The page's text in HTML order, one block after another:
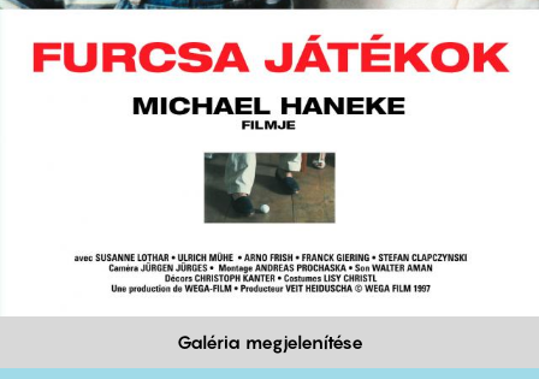
Galéria megjelenítése